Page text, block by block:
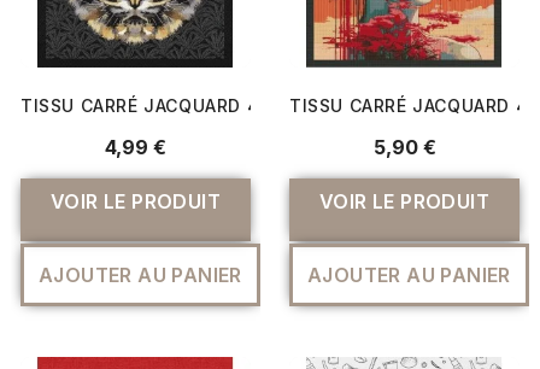
TISSU CARRÉ JACQUARD 48X48 CM TIGRE
4,99 €
VOIR LE PRODUIT
AJOUTER AU PANIER
TISSU CARRÉ JACQUARD
5,90 €
VOIR LE PRODUIT
AJOUTER AU PANIER